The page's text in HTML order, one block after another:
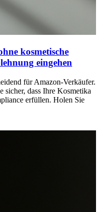
kosmetische
eingehen
für Amazon-Verkäufer.
sicher, dass Ihre Kosmetika
erfüllen. Holen Sie